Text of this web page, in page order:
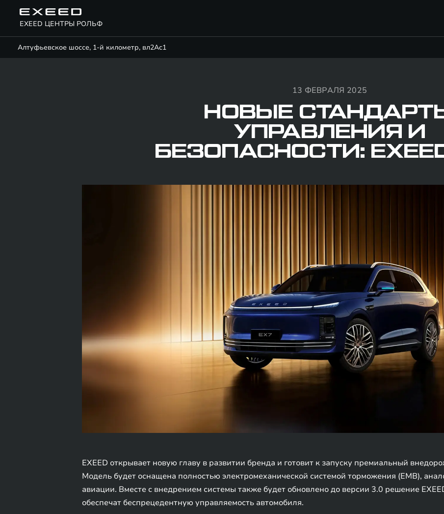
EXEED ЦЕНТРЫ РОЛЬФ
Алтуфьевское шоссе, 1-й километр, вл2Ас1
13 ФЕВРАЛЯ 2025
НОВЫЕ
УПРАВЛЕНИЯ И
БЕЗОПАСНОСТИ:
EXEED открывает новую главу в развитии бренда и готовит к запуску премиальный
Модель будет оснащена полностью электромеханической системой торможения (EMB),
авиации. Вместе с внедрением системы также будет обновлено до версии 3.0 решение
обеспечат беспрецедентную управляемость автомобиля.